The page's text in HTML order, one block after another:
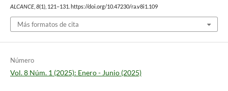
ALCANCE, 8(1), 121–131. https://doi.org/10.47230/ra.v8i1.109
Más formatos de cita
Número
Vol. 8 Núm. 1 (2025): Enero - Junio (2025)